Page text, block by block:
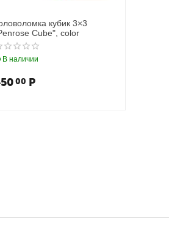
кубик 3×3
Cube", color
В наличии
00 Р